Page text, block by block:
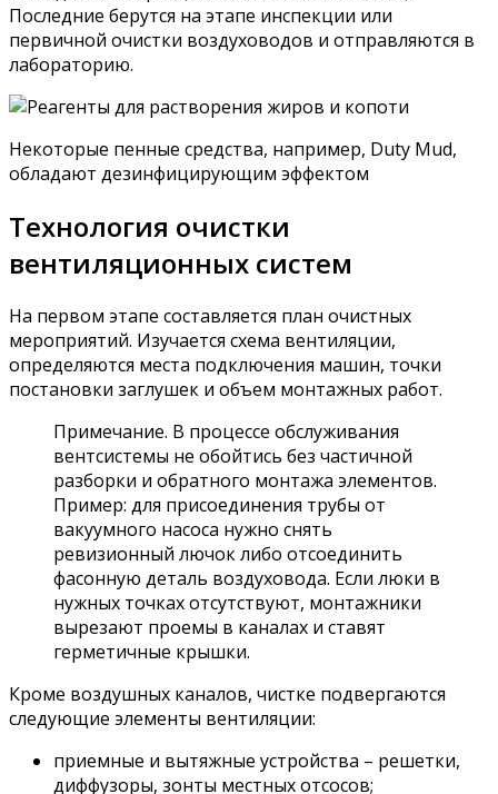
Последние берутся на этапе инспекции или
первичной очистки воздуховодов и отправляются в
лабораторию.
Некоторые пенные средства, например, Duty Mud,
обладают дезинфицирующим эффектом
Технология очистки
вентиляционных систем
На первом этапе составляется план очистных
мероприятий. Изучается схема вентиляции,
определяются места подключения машин, точки
постановки заглушек и объем монтажных работ.
Примечание. В процессе обслуживания
вентсистемы не обойтись без частичной
разборки и обратного монтажа элементов.
Пример: для присоединения трубы от
вакуумного насоса нужно снять
ревизионный лючок либо отсоединить
фасонную деталь воздуховода. Если люки в
нужных точках отсутствуют, монтажники
вырезают проемы в каналах и ставят
герметичные крышки.
Кроме воздушных каналов, чистке подвергаются
следующие элементы вентиляции:
приемные и вытяжные устройства – решетки,
диффузоры, зонты местных отсосов;